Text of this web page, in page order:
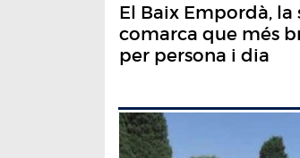
El Baix Empordà, la
comarca que més
per persona i dia